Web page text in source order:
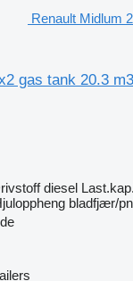
Renault Midlum
gas tank 20.3 m3
diesel Last.kap.
bladfjær/